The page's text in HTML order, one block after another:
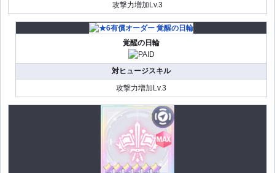
攻撃力増加Lv.3
覚醒の日輪
対ヒュージスキル
攻撃力増加Lv.3